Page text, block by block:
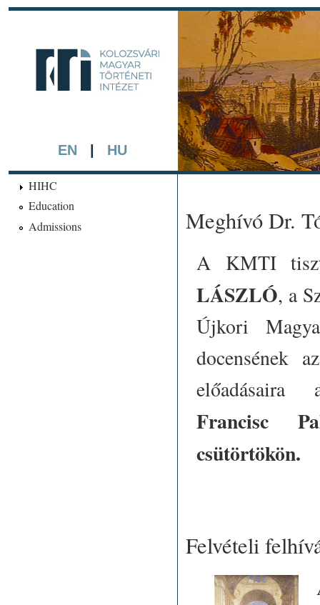
Skip
main
EN HU
A háttérben részlet a
készített színezett
HIHC
Education
Admissions
Meghívó Dr.
A KMTI
LÁSZLÓ, a
Újkori
docensének
előadásaira
Francisc
csütörtökön.
Felvételi